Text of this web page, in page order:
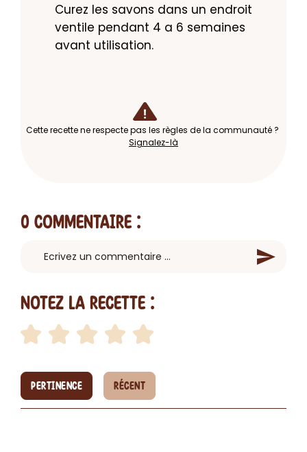
Curez les savons dans un endroit
ventile pendant 4 a 6 semaines
avant utilisation.
Cette recette ne respecte pas les règles de la communauté ?
Signalez-là
0 Commentaire :
Notez la recette :
PERTINENCE RÉCENT